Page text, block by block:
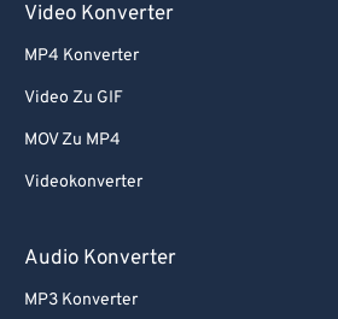
Video Konverter
MP4 Konverter
Video Zu GIF
MOV Zu MP4
Videokonverter
Audio Konverter
MP3 Konverter